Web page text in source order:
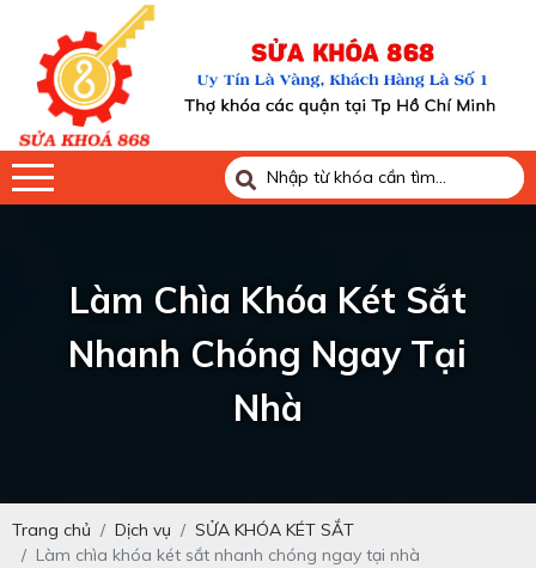
Làm Chìa Khóa Két Sắt
Nhanh Chóng Ngay Tại
Nhà
Trang chủ Dịch vụ
SỬA KHÓA KÉT SẮT
Làm chìa khóa két sắt nhanh chóng ngay tại nhà